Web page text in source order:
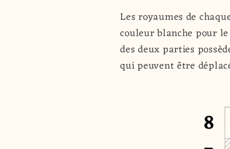
Les royaumes de
couleur blanche pour
des deux parties
qui peuvent être